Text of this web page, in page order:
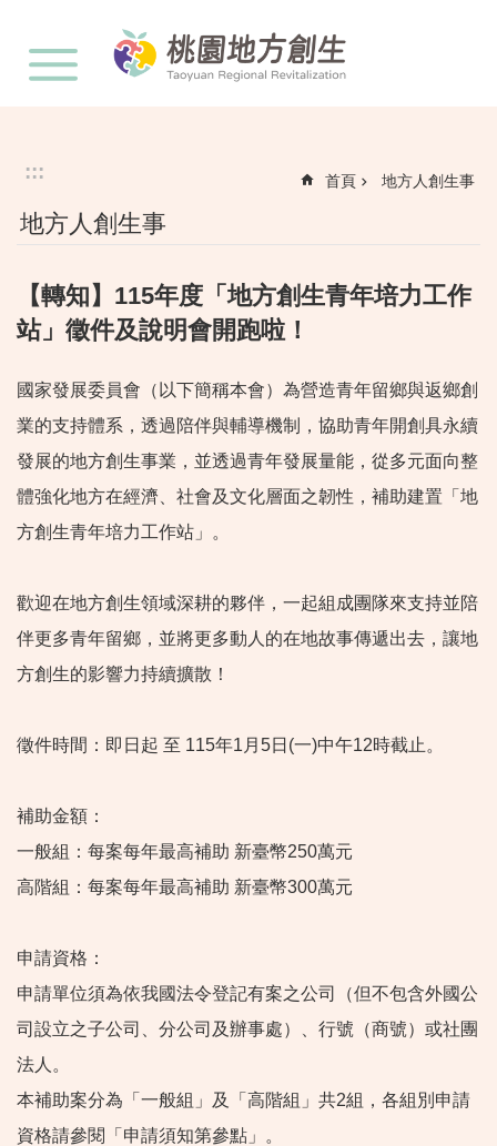
::: 首頁 地方人創生事
地方人創生事
【轉知】115年度「地方創生青年培力工作
站」徵件及說明會開跑啦！
國家發展委員會（以下簡稱本會）為營造青年留鄉與返鄉創
業的支持體系，透過陪伴與輔導機制，協助青年開創具永續
發展的地方創生事業，並透過青年發展量能，從多元面向整
體強化地方在經濟、社會及文化層面之韌性，補助建置「地
方創生青年培力工作站」。
歡迎在地方創生領域深耕的夥伴，一起組成團隊來支持並陪
伴更多青年留鄉，並將更多動人的在地故事傳遞出去，讓地
方創生的影響力持續擴散！
徵件時間：即日起 至 115年1月5日(一)中午12時截止。
補助金額：
一般組：每案每年最高補助 新臺幣250萬元
高階組：每案每年最高補助 新臺幣300萬元
申請資格：
申請單位須為依我國法令登記有案之公司（但不包含外國公
司設立之子公司、分公司及辦事處）、行號（商號）或社團
法人。
本補助案分為「一般組」及「高階組」共2組，各組別申請
資格請參閱「申請須知第參點」。